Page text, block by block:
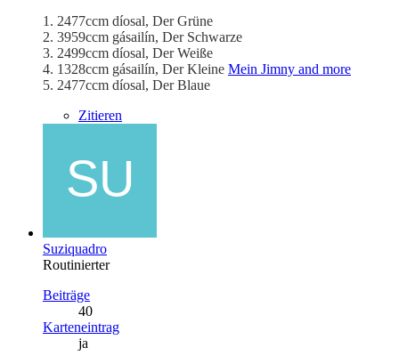
1. 2477ccm díosal, Der Grüne
2. 3959ccm gásailín, Der Schwarze
3. 2499ccm díosal, Der Weiße
4. 1328ccm gásailín, Der Kleine Mein Jimny and more
5. 2477ccm díosal, Der Blaue
Zitieren
Suziquadro
Routinierter
Beiträge
40
Karteneintrag
ja